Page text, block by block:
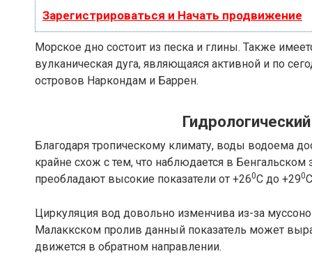
Зарегистрироваться и Начать продвижение
Морское дно состоит из песка и глины. Также
вулканическая дуга, являющаяся активной и по
островов Наркондам и Баррен.
Благодаря тропическому климату, воды водоема
крайне схож с тем, что наблюдается в Бенгальском
преобладают высокие показатели от +260C до +290
Циркуляция вод довольно изменчива из-за
Малаккском пролив данный показатель может
движется в обратном направлении.